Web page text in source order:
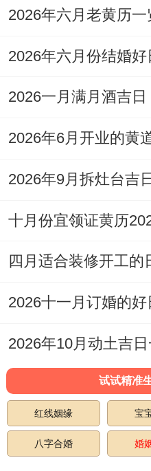
2026年六月老黄历一
2026年9月拆灶台吉
试试精准
红线姻缘 宝
八字合婚 婚